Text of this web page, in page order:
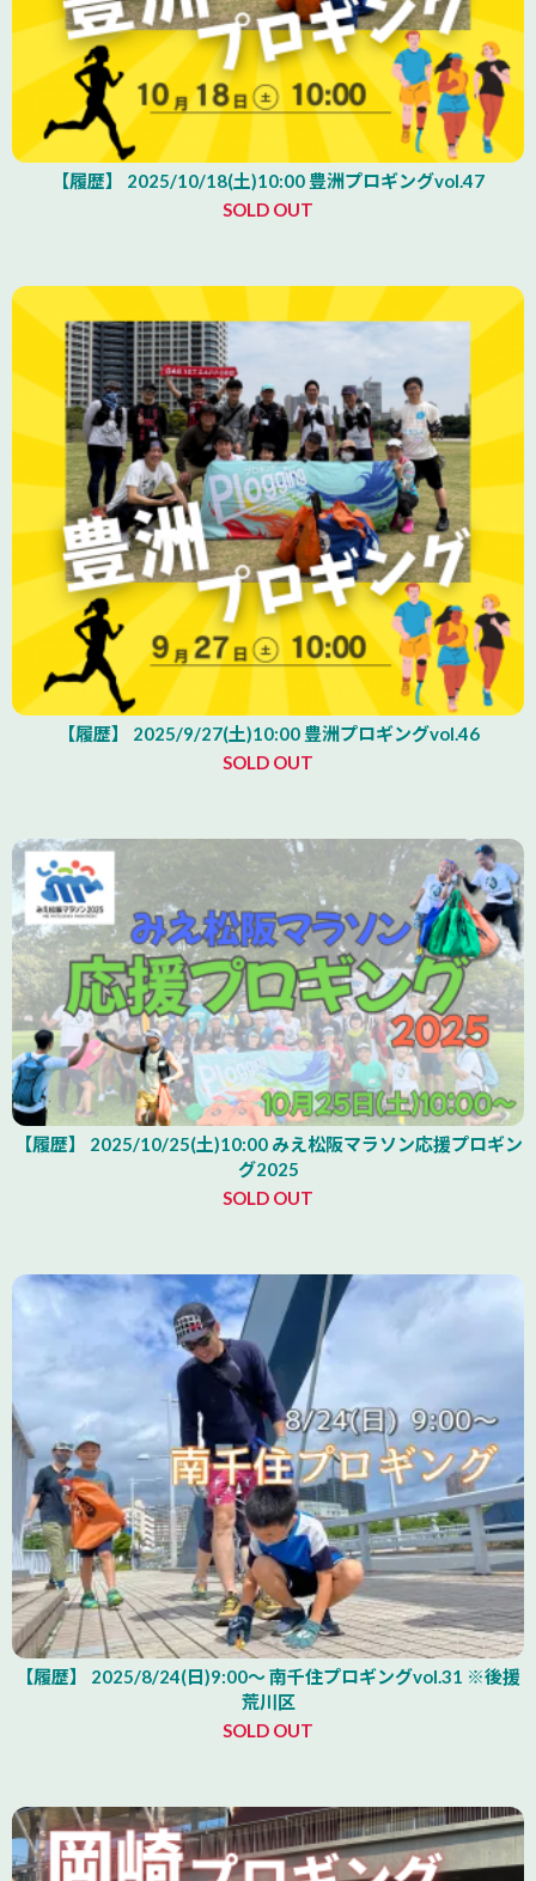
【履歴】 2025/10/18(土)10:00 豊洲プロギングvol.47
SOLD OUT
【履歴】 2025/9/27(土)10:00 豊洲プロギングvol.46
SOLD OUT
【履歴】 2025/10/25(土)10:00 みえ松阪マラソン応援プロギン
グ2025
SOLD OUT
【履歴】 2025/8/24(日)9:00～ 南千住プロギングvol.31 ※後援
荒川区
SOLD OUT